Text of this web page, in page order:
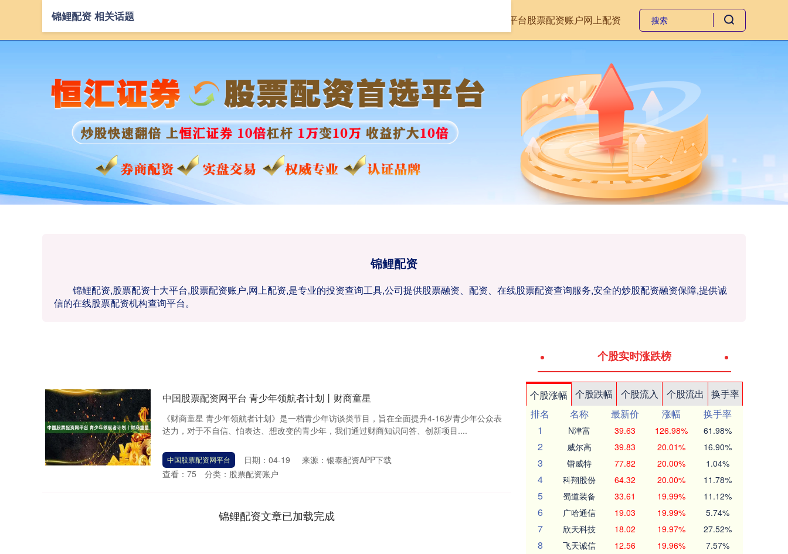
股票配资十大平台股票配资账户网上配资
锦鲤配资
锦鲤配资,股票配资十大平台,股票配资账户,网上配资,是专业的投资查询工具,公司提供股票融资、配资、在线股票配资查询服务,安全的炒股配资融资保障,提供诚
信的在线股票配资机构查询平台。
锦鲤配资 相关话题
中国股票配资网平台 青少年领航者计划丨财商童星
《财商童星 青少年领航者计划》是一档青少年访谈类节目，旨在全面提升4-16岁青少年公众表
达力，对于不自信、怕表达、想改变的青少年，我们通过财商知识问答、创新项目....
中国股票配资网平台 日期：04-19
来源：银泰配资APP下载
查看： 75 分类： 股票配资账户
锦鲤配资文章已加载完成
个股实时涨跌榜
个股涨幅 个股跌幅 个股流入 个股流出
换手率
排名
名称 最新价 涨幅
换手率
1
N津富 39.63 126.98% 61.98%
2 威尔高 39.83 20.01% 16.90%
3 锴威特 77.82 20.00% 1.04%
4 科翔股份 64.32 20.00% 11.78%
5 蜀道装备 33.61 19.99% 11.12%
6 广哈通信 19.03 19.99% 5.74%
7 欣天科技 18.02 19.97% 27.52%
8 飞天诚信 12.56 19.96% 7.57%